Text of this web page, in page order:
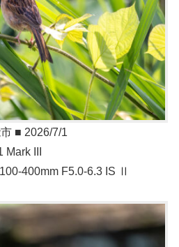
■ 2026/7/1
III
400mm F5.0-6.3 IS Ⅱ